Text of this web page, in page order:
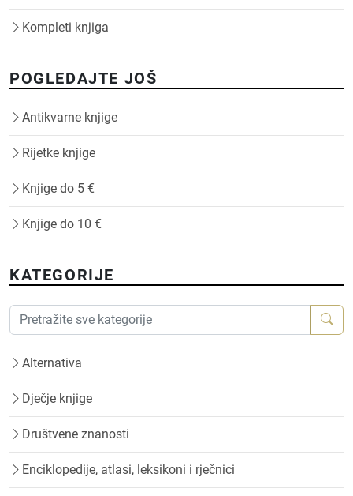
Kompleti knjiga
POGLEDAJTE JOŠ
Antikvarne knjige
Rijetke knjige
Knjige do 5 €
Knjige do 10 €
KATEGORIJE
Alternativa
Dječje knjige
Društvene znanosti
Enciklopedije, atlasi, leksikoni i rječnici